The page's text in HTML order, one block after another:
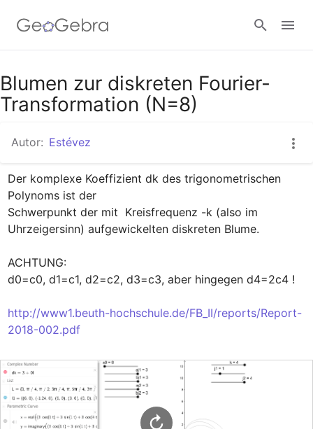
Google Classroom
Anmelden
Blumen zur diskreten Fourier-
Transformation (N=8)
Autor: Estévez
Der komplexe Koeffizient dk des trigonometrischen
Polynoms ist der
Schwerpunkt der mit  Kreisfrequenz -k (also im
Uhrzeigersinn) aufgewickelten diskreten Blume.
ACHTUNG:
d0=c0, d1=c1, d2=c2, d3=c3, aber hingegen d4=2c4 !
http://www1.beuth-hochschule.de/FB_II/reports/Report-
2018-002.pdf